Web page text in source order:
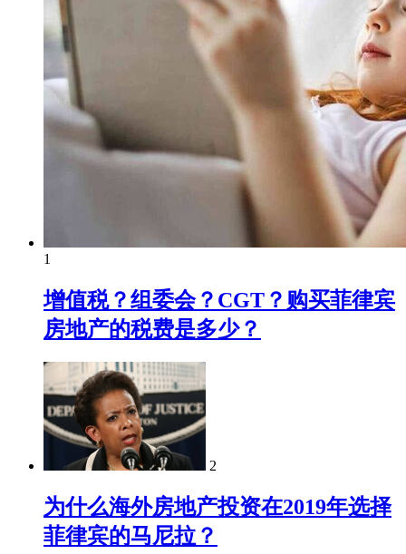
1
增值税？组委会？CGT？购买菲律宾
房地产的税费是多少？
2
为什么海外房地产投资在2019年选择
菲律宾的马尼拉？